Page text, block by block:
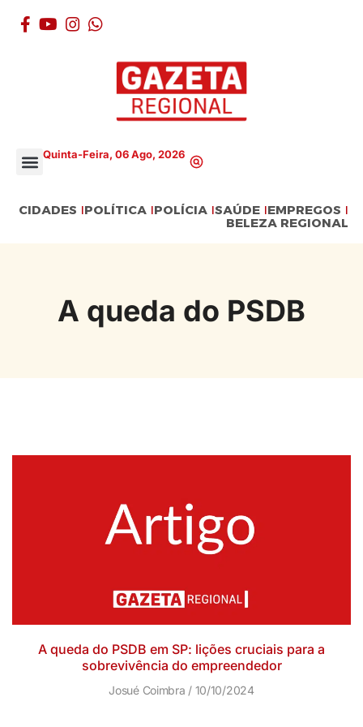
Quinta-Feira, 06 Ago, 2026
CIDADES POLÍTICA POLÍCIA SAÚDE EMPREGOS
BELEZA REGIONAL
A queda do PSDB
A queda do PSDB em SP: lições cruciais para a
sobrevivência do empreendedor
Josué Coimbra 10/10/2024